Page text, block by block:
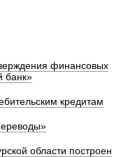
финансовых
банк»
кредитам
области построен